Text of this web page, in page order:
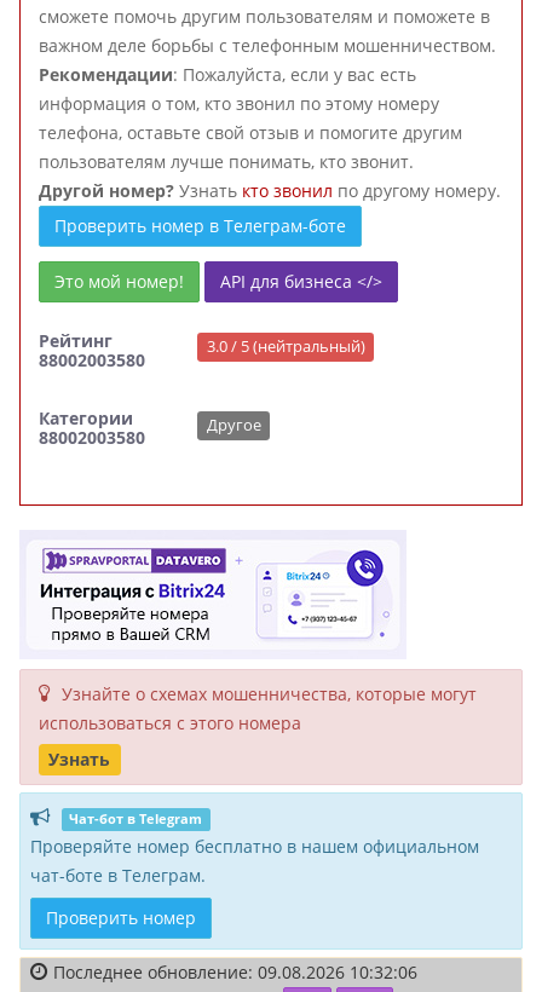
сможете помочь другим пользователям и поможете в
важном деле борьбы с телефонным мошенничеством.
Рекомендации: Пожалуйста, если у вас есть
информация о том, кто звонил по этому номеру
телефона, оставьте свой отзыв и помогите другим
пользователям лучше понимать, кто звонит.
Другой номер? Узнать кто звонил по другому номеру.
Проверить номер в Телеграм-боте
Это мой номер! API для бизнеса </>
Рейтинг
88002003580
3.0 / 5 (нейтральный)
Категории
88002003580
Другое
Узнайте о схемах мошенни­чества, кото­рые могут
исполь­зоваться с этого номера
Узнать
Чат-бот в Telegram
Проверяйте номер бесплатно в нашем официальном
чат-боте в Телеграм.
Проверить номер
Последнее обновление: 09.08.2026 10:32:06